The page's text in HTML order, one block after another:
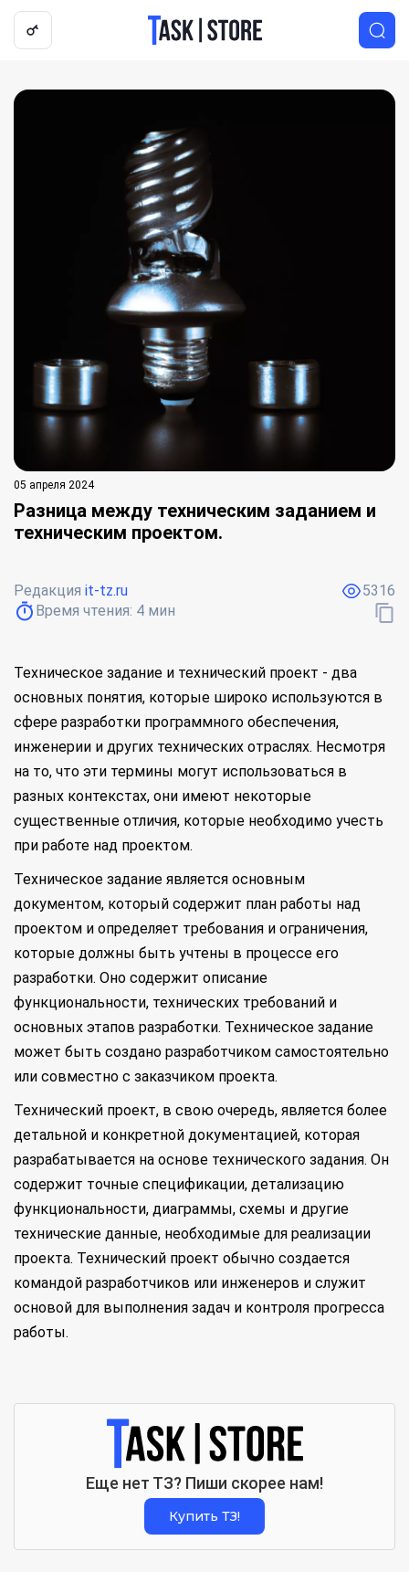
Логотип
05 апреля 2024
Разница между техническим заданием и
техническим проектом.
Редакция it-tz.ru
Время чтения: 4 мин
5316
Техническое задание и технический проект - два
основных понятия, которые широко используются в
сфере разработки программного обеспечения,
инженерии и других технических отраслях. Несмотря
на то, что эти термины могут использоваться в
разных контекстах, они имеют некоторые
существенные отличия, которые необходимо учесть
при работе над проектом.
Техническое задание является основным
документом, который содержит план работы над
проектом и определяет требования и ограничения,
которые должны быть учтены в процессе его
разработки. Оно содержит описание
функциональности, технических требований и
основных этапов разработки. Техническое задание
может быть создано разработчиком самостоятельно
или совместно с заказчиком проекта.
Технический проект, в свою очередь, является более
детальной и конкретной документацией, которая
разрабатывается на основе технического задания. Он
содержит точные спецификации, детализацию
функциональности, диаграммы, схемы и другие
технические данные, необходимые для реализации
проекта. Технический проект обычно создается
командой разработчиков или инженеров и служит
основой для выполнения задач и контроля прогресса
работы.
Еще нет ТЗ? Пиши скорее нам!
Купить ТЗ!